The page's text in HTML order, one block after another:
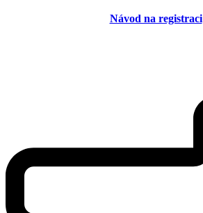
Návod na registraci